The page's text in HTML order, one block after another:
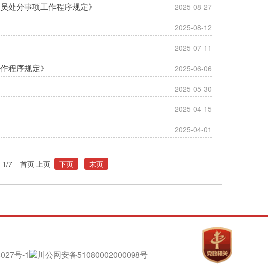
处分事项工作程序规定》 2025-08-27
2025-08-12
2025-07-11
程序规定》 2025-06-06
2025-05-30
2025-04-15
2025-04-01
1/7 首页 上页 下页 末页
号-1 川公网安备51080002000098号